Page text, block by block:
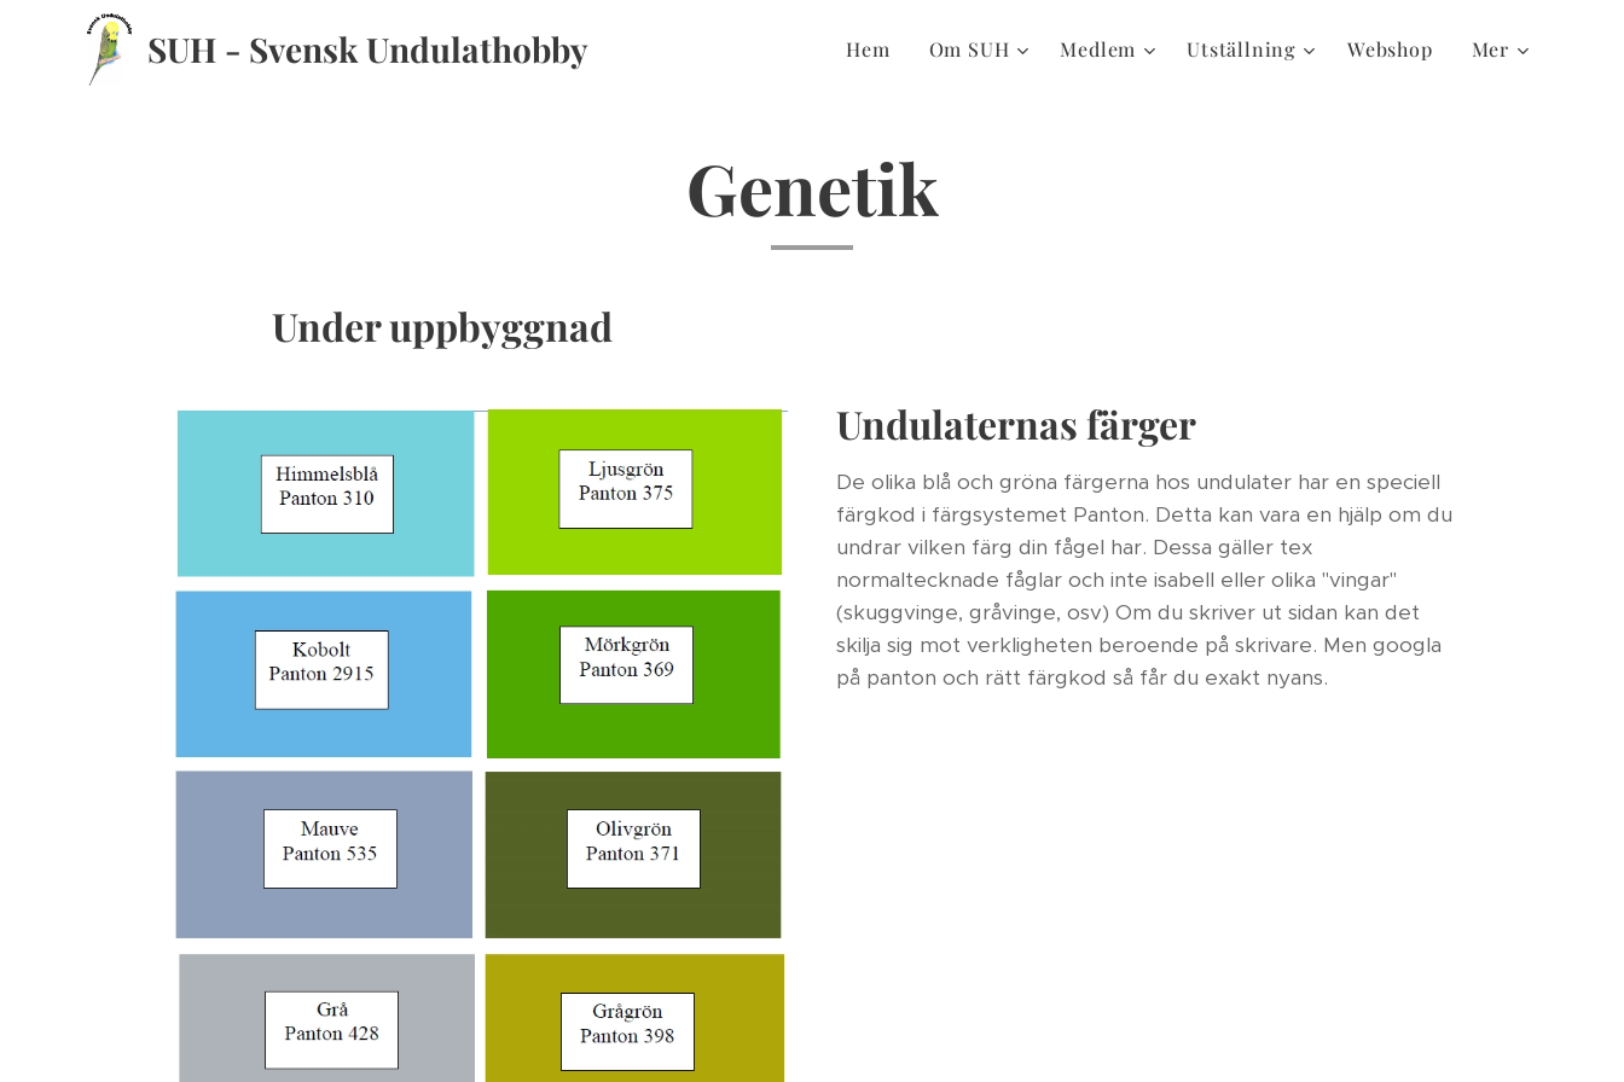
SUH - Svensk Undulathobby Hem Om SUH Medlem Utställning Webshop Mer
Genetik
Under uppbyggnad
Undulaternas färger
De olika blå och gröna färgerna hos undulater har en speciell
färgkod i färgsystemet Panton. Detta kan vara en hjälp om du
undrar vilken färg din fågel har. Dessa gäller tex
normaltecknade fåglar och inte isabell eller olika "vingar"
(skuggvinge, gråvinge, osv) Om du skriver ut sidan kan det
skilja sig mot verkligheten beroende på skrivare. Men googla
på panton och rätt färgkod så får du exakt nyans.